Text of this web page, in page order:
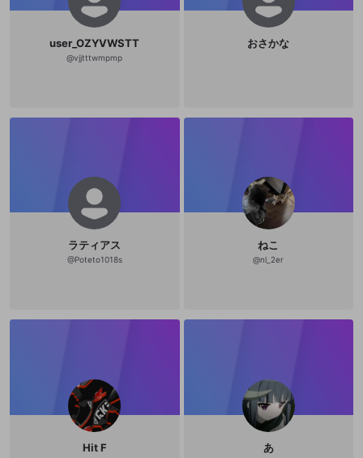
user_OZYVWSTT
@vjjtttwmpmp
おさかな
ラティアス
@Poteto1018s
ねこ
@nl_2er
Hit F あ